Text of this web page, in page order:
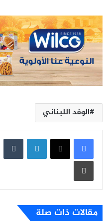
الوفد اللبناني
لينكدإن
طباعة
مقالات ذات صلة